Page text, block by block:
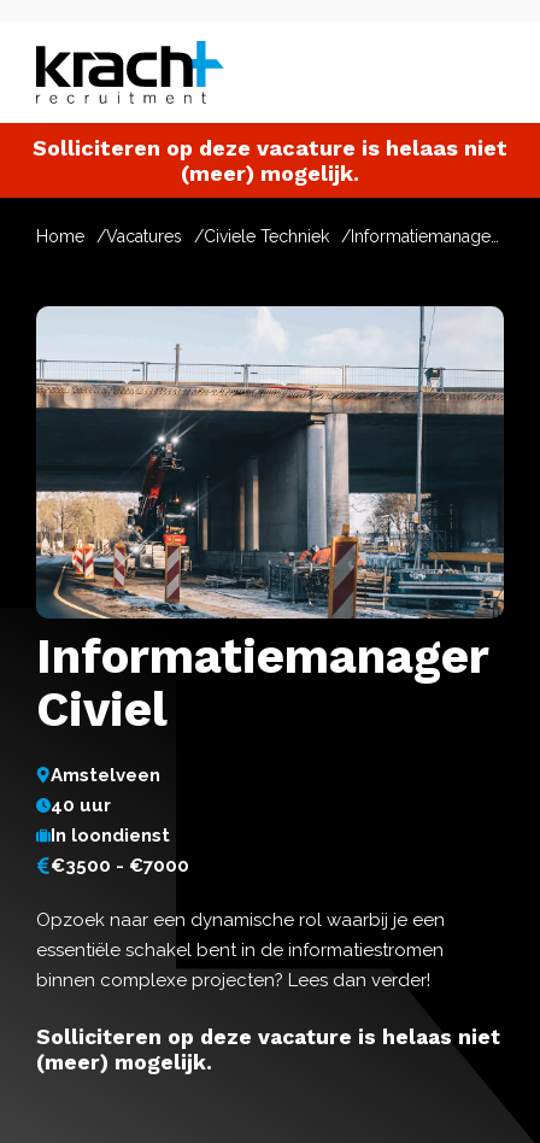
Solliciteren op deze vacature is helaas niet
(meer) mogelijk.
Home Vacatures Civiele Techniek
Informatiemanager
Civiel
Amstelveen
40 uur
In loondienst
€3500 - €7000
Opzoek naar een dynamische rol waarbij je een
essentiële schakel bent in de informatiestromen
binnen complexe projecten? Lees dan verder!
Solliciteren op deze vacature is helaas niet
(meer) mogelijk.